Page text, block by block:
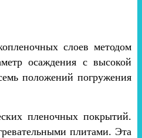
слоев методом
осаждения с высокой
положений погружения
пленочных покрытий.
плитами. Эта